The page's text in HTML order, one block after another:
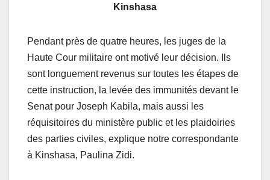
Kinshasa
Pendant près de quatre heures, les juges de la
Haute Cour militaire ont motivé leur décision. Ils
sont longuement revenus sur toutes les étapes de
cette instruction, la levée des immunités devant le
Senat pour Joseph Kabila, mais aussi les
réquisitoires du ministère public et les plaidoiries
des parties civiles, explique notre correspondante
à Kinshasa, Paulina Zidi.